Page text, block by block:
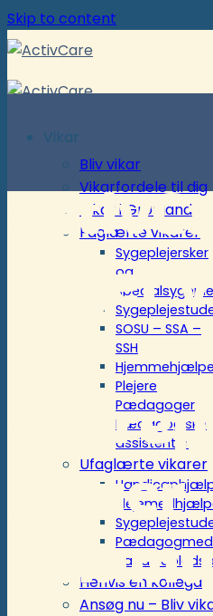
Skip to content
Vikar
Bliv vikar
Vikarfordele til dig
Vikar i Grønland
Faglærte vikarer
Sygeplejersker
og
SOSU – SSA –
SSH
Plejere
Pædagoger
Pædagogiske
assistenter
Ufaglærte vikarer
Henvis en kollega
Ansøg nu – Bliv
søger
Struer